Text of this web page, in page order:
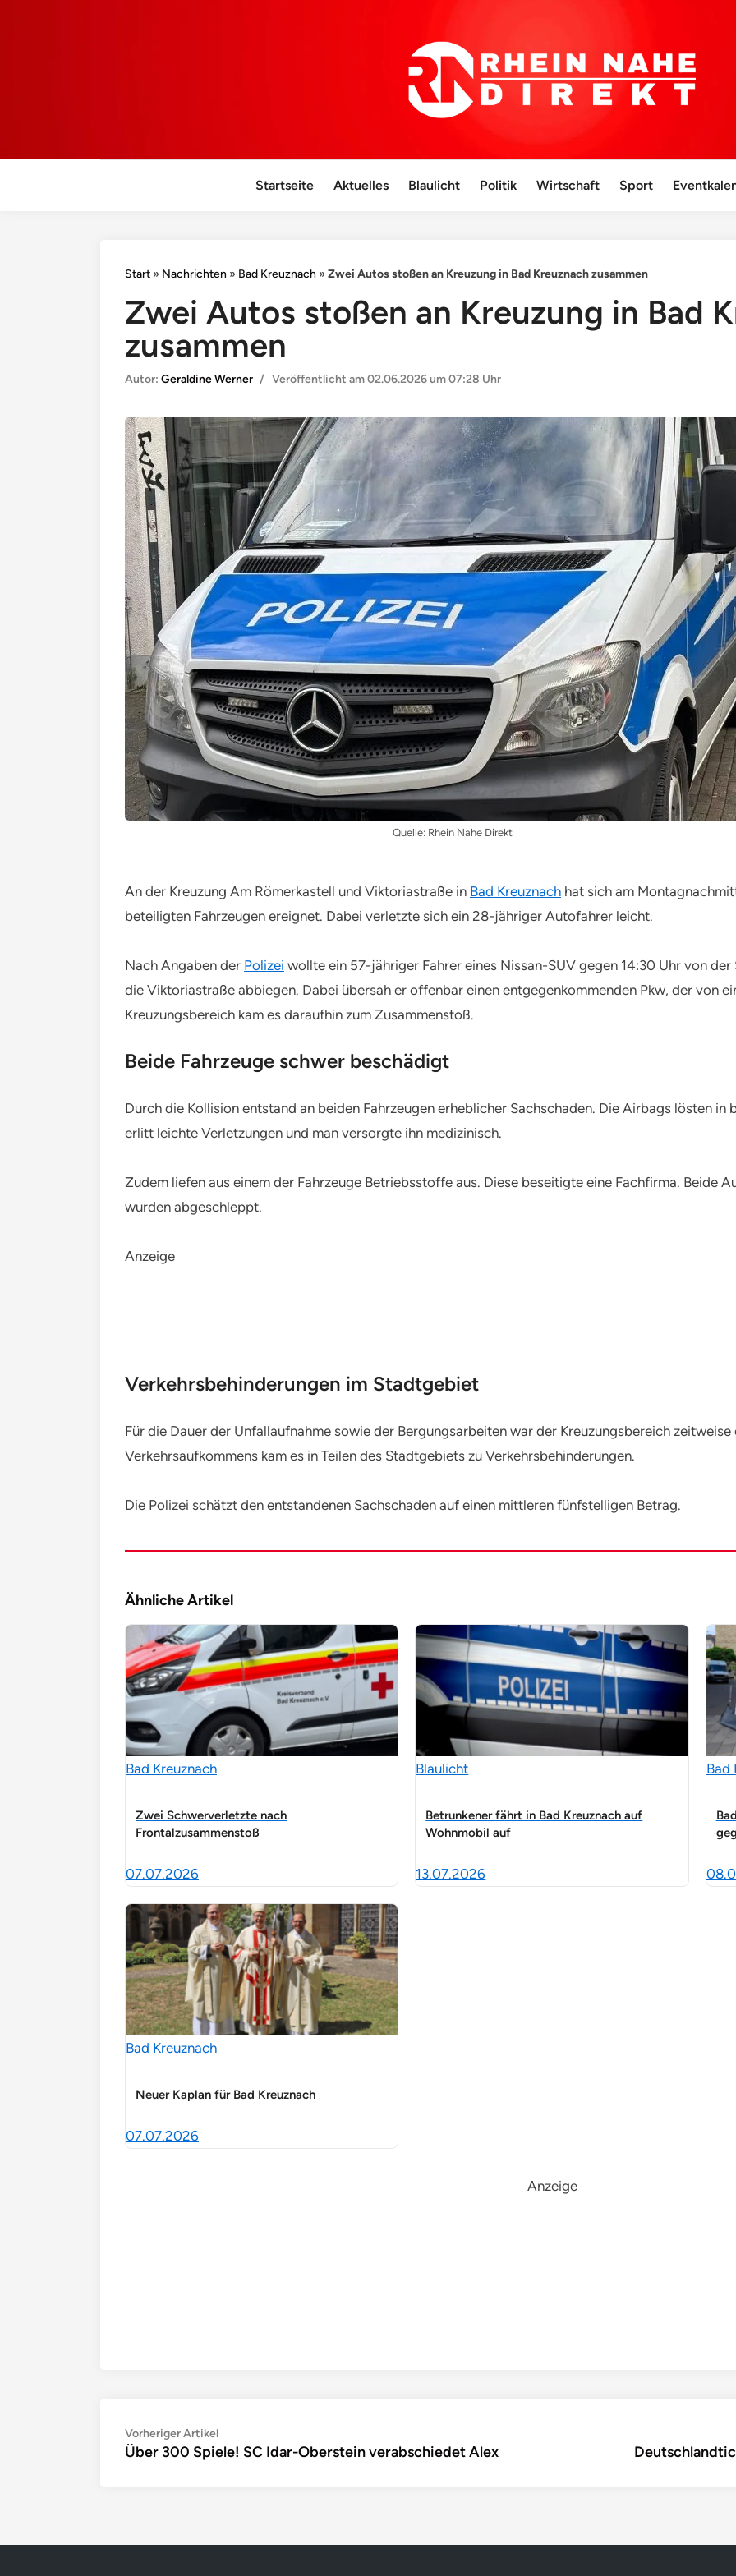
Startseite Aktuelles Blaulicht Politik Wirtschaft Sport
Start » Nachrichten » Bad Kreuznach »Zwei Autos stoßen an Kreuzung in Bad Kreuznach zusammen
Zwei Autos stoßen an Kreuzung in Bad
zusammen
Autor: Geraldine Werner / Veröffentlicht am02.06.2026 um 07:28 Uhr
Quelle: Rhein Nahe Direkt
An der Kreuzung Am Römerkastell und Viktoriastraße in Bad Kreuznach hat sich am
beteiligten Fahrzeugen ereignet. Dabei verletzte sich ein 28-jähriger Autofahrer leicht.
Nach Angaben der Polizei wollte ein 57-jähriger Fahrer eines Nissan-SUV gegen 14:30 Uhr von
die Viktoriastraße abbiegen. Dabei übersah er offenbar einen entgegenkommenden Pkw, der von
Kreuzungsbereich kam es daraufhin zum Zusammenstoß.
Beide Fahrzeuge schwer beschädigt
Durch die Kollision entstand an beiden Fahrzeugen erheblicher Sachschaden. Die Airbags lösten
erlitt leichte Verletzungen und man versorgte ihn medizinisch.
Zudem liefen aus einem der Fahrzeuge Betriebsstoffe aus. Diese beseitigte eine Fachfirma. Beide
wurden abgeschleppt.
Anzeige
Verkehrsbehinderungen im Stadtgebiet
Für die Dauer der Unfallaufnahme sowie der Bergungsarbeiten war der Kreuzungsbereich
Verkehrsaufkommens kam es in Teilen des Stadtgebiets zu Verkehrsbehinderungen.
Die Polizei schätzt den entstandenen Sachschaden auf einen mittleren fünfstelligen Betrag.
Ähnliche Artikel
Bad Kreuznach
Zwei Schwerverletzte nach
Frontalzusammenstoß
07.07.2026
Blaulicht
Betrunkener fährt in Bad Kreuznach auf
Wohnmobil auf
13.07.2026
Bad
Bad Kreuznach
Neuer Kaplan für Bad Kreuznach
07.07.2026
Anzeige
Beitragsnavigation
Vorheriger ArtikelVorheriger
Artikel:
Über 300 Spiele! SC Idar-Oberstein verabschiedet Alex